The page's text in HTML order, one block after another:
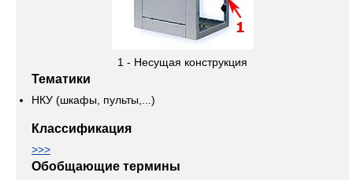
1 - Несущая конструкция
Тематики
НКУ (шкафы, пульты,...)
Классификация
>>>
Обобщающие термины